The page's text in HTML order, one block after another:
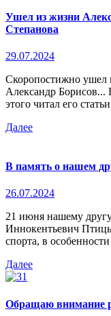
Ушел из жизни
Степанова
29.07.2024
Скоропостижно ушел
Александр Борисов...
этого читал его
Далее
В память о нашем
26.07.2024
21 июня нашему
Иннокентьевич
спорта, в
Далее
Обращаю внимание